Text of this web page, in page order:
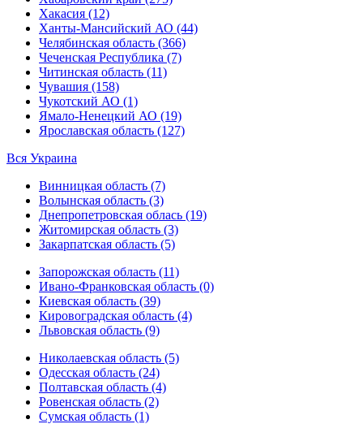
Хакасия (12)
Ханты-Мансийский АО (44)
Челябинская область (366)
Чеченская Республика (7)
Читинская область (11)
Чувашия (158)
Чукотский АО (1)
Ямало-Ненецкий АО (19)
Ярославская область (127)
Вся Украина
Винницкая область (7)
Волынская область (3)
Днепропетровская облась (19)
Житомирская область (3)
Закарпатская область (5)
Запорожская область (11)
Ивано-Франковская область (0)
Киевская область (39)
Кировоградская область (4)
Львовская область (9)
Николаевская область (5)
Одесская область (24)
Полтавская область (4)
Ровенская область (2)
Сумская область (1)